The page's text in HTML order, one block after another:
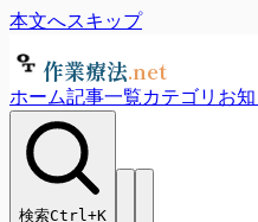
本文へスキップ
作業療法.net
ホーム記事一覧カテゴリ お
検索Ctrl+K